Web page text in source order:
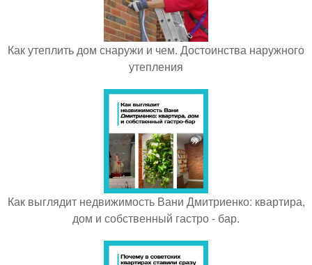
Как утеплить дом снаружи и чем. Достоинства наружного
утепления
Как выглядит недвижимость Вани Дмитриенко: квартира,
дом и собственный гастро - бар.